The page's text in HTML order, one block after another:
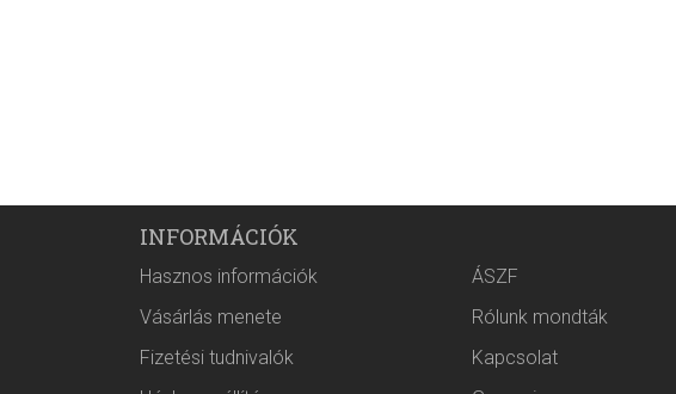
INFORMÁCIÓK
Hasznos információk
ÁSZF
Vásárlás menete
Rólunk mondták
Fizetési tudnivalók
Kapcsolat